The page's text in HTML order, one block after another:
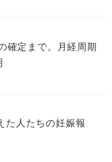
確定まで。月経周期
た人たちの妊娠報